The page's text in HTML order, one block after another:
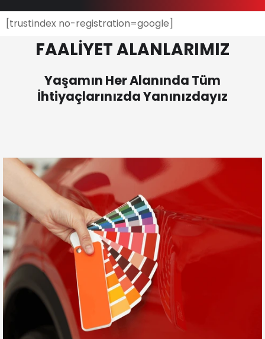
[trustindex no-registration=google]
FAALİYET ALANLARIMIZ
Yaşamın Her Alanında Tüm
İhtiyaçlarınızda Yanınızdayız